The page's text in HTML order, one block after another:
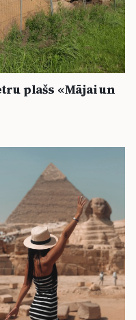
plašs «Mājai un